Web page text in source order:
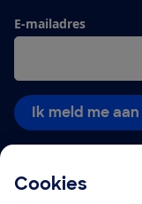
Cookies
E-mailadres
Ik meld me aan
Service &